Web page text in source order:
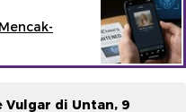
Vulgar di Untan, 9